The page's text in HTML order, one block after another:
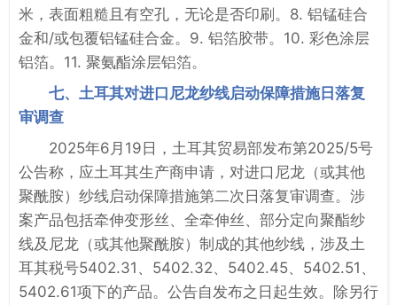
米，表面粗糙且有空孔，无论是否印刷。8. 铝锰硅合
金和/或包覆铝锰硅合金。9. 铝箔胶带。10. 彩色涂层
铝箔。11. 聚氨酯涂层铝箔。
七、土耳其对进口尼龙纱线启动保障措施日落复
审调查
2025年6月19日，土耳其贸易部发布第2025/5号
公告称，应土耳其生产商申请，对进口尼龙（或其他
聚酰胺）纱线启动保障措施第二次日落复审调查。涉
案产品包括牵伸变形丝、全牵伸丝、部分定向聚酯纱
线及尼龙（或其他聚酰胺）制成的其他纱线，涉及土
耳其税号5402.31、5402.32、5402.45、5402.51、
5402.61项下的产品。公告自发布之日起生效。除另行